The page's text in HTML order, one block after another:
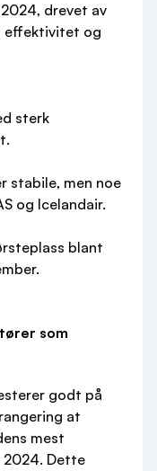
drevet av
effektivitet og
sterk
stabile, men noe
og Icelandair.
blant
som
godt på
at
mest
2024. Dette